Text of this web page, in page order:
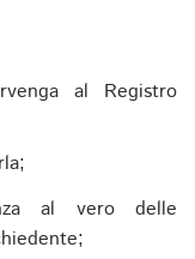
al Registro
al vero delle